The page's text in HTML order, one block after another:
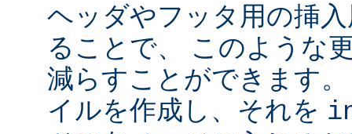
ヘッダやフッタ用の挿
ることで、 このような
減らすことができます
イルを作成し、それを